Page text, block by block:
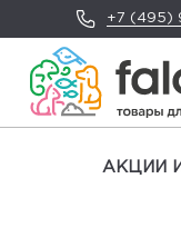
+7 (495)
АКЦИИ